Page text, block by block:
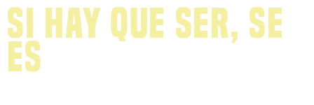
Si hay que ser, se
es